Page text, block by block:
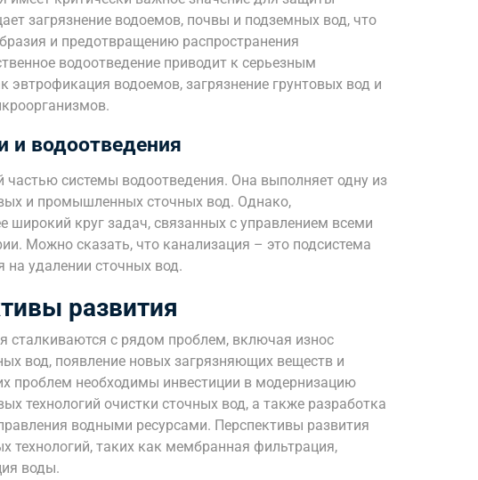
загрязнение водоемов, почвы и подземных вод, что
и предотвращению распространения
водоотведение приводит к серьезным
водоемов, загрязнение грунтовых вод и
и водоотведения
частью системы водоотведения. Она выполняет одну из
и промышленных сточных вод. Однако,
широкий круг задач, связанных с управлением всеми
Можно сказать, что канализация – это подсистема
на удалении сточных вод.
развития
сталкиваются с рядом проблем, включая износ
вод, появление новых загрязняющих веществ и
проблем необходимы инвестиции в модернизацию
технологий очистки сточных вод, а также разработка
водными ресурсами. Перспективы развития
технологий, таких как мембранная фильтрация,
воды.